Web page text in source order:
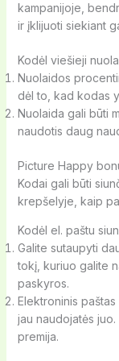
kampanijoje,
ir įklijuoti siekiant
Kodėl viešieji
Nuolaidos
dėl to, kad kodas
Nuolaida gali būti
naudotis daug
Picture Happy
Kodai gali būti
krepšelyje, kaip
Kodėl el. paštu
Galite sutaupyti
tokį, kuriuo galite
paskyros.
Elektroninis
jau naudojatės
premija.